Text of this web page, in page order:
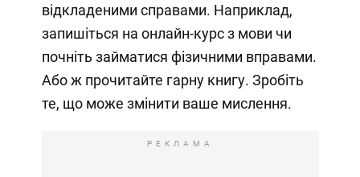
відкладеними справами. Наприклад,
запишіться на онлайн-курс з мови чи
почніть займатися фізичними вправами.
Або ж прочитайте гарну книгу. Зробіть
те, що може змінити ваше мислення.
РЕКЛАМА